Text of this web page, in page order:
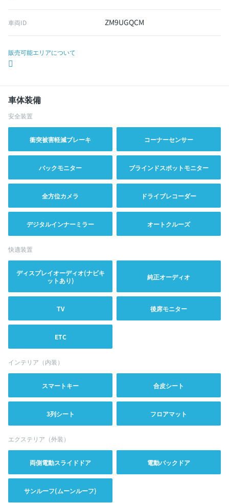
車両ID ZM9UGQCM
販売可能エリアについて
車体装備
安全装置
衝突被害軽減ブレーキ コーナーセンサー
バックモニター ブラインドスポットモニター
全方位カメラ ドライブレコーダー
デジタルインナーミラー オートクルーズ
快適装置
ディスプレイオーディオ(ナビキ
ットあり)
純正オーディオ
TV 後席モニター
ETC
インテリア（内装）
スマートキー 合皮シート
3列シート フロアマット
エクステリア（外装）
両側電動スライドドア 電動バックドア
サンルーフ(ムーンルーフ)